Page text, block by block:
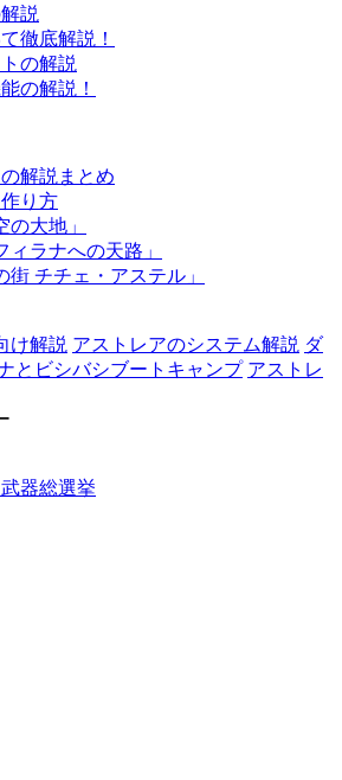
説
徹底解説！
の解説
の解説！
解説まとめ
り方
の大地」
ィラナへの天路」
街 チチェ・アステル」
け解説 アストレアのシステム解説 ダ
とビシバシブートキャンプ アストレ
器総選挙